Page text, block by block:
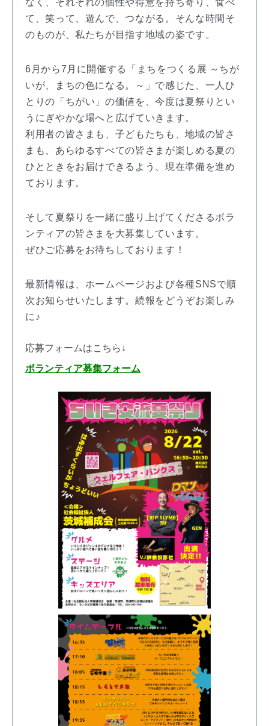
なく、それぞれの個性や得意を持ち寄り、食べ
て、笑って、遊んで、つながる。そんな時間そ
のものが、私たちが目指す地域の姿です。
6月から7月に開催する「まちをつくる展 ～ちが
いが、まちの色になる。～」で感じた、一人ひ
とりの「ちがい」の価値を、今度は夏祭りとい
うにぎやかな場へと広げていきます。
利用者の皆さまも、子どもたちも、地域の皆さ
まも、あらゆるすべての皆さまが楽しめる夏の
ひとときをお届けできるよう、現在準備を進め
ております。
そして夏祭りを一緒に盛り上げてくださるボラ
ンティアの皆さまを大募集しています。
ぜひご応募をお待ちしております！
最新情報は、ホームページおよび各種SNSで順
次お知らせいたします。続報をどうぞお楽しみ
に♪
応募フォームはこちら↓
ボランティア募集フォーム